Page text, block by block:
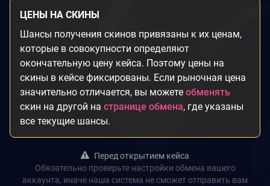
ЦЕНЫ НА СКИНЫ
Шансы получения скинов привязаны к их ценам,
которые в совокупности определяют
окончательную цену кейса. Поэтому цены на
скины в кейсе фиксированы. Если рыночная цена
значительно отличается, вы можете обменять
скин на другой на странице обмена, где указаны
все текущие шансы.
Перед открытием кейса
Обязательно проверьте настройки обмена вашего
аккаунта, иначе наша система не сможет отправить вам